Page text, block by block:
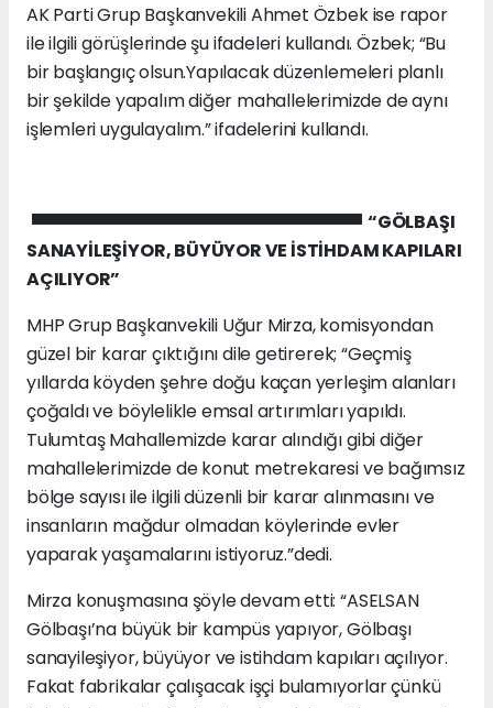
AK Parti Grup Başkanvekili Ahmet Özbek ise rapor
ile ilgili görüşlerinde şu ifadeleri kullandı. Özbek; “Bu
bir başlangıç olsun.Yapılacak düzenlemeleri planlı
bir şekilde yapalım diğer mahallelerimizde de aynı
işlemleri uygulayalım.” ifadelerini kullandı.
“GÖLBAŞI
SANAYİLEŞİYOR, BÜYÜYOR VE İSTİHDAM KAPILARI
AÇILIYOR”
MHP Grup Başkanvekili Uğur Mirza, komisyondan
güzel bir karar çıktığını dile getirerek; “Geçmiş
yıllarda köyden şehre doğu kaçan yerleşim alanları
çoğaldı ve böylelikle emsal artırımları yapıldı.
Tulumtaş Mahallemizde karar alındığı gibi diğer
mahallelerimizde de konut metrekaresi ve bağımsız
bölge sayısı ile ilgili düzenli bir karar alınmasını ve
insanların mağdur olmadan köylerinde evler
yaparak yaşamalarını istiyoruz.”dedi.
Mirza konuşmasına şöyle devam etti: “ASELSAN
Gölbaşı’na büyük bir kampüs yapıyor, Gölbaşı
sanayileşiyor, büyüyor ve istihdam kapıları açılıyor.
Fakat fabrikalar çalışacak işçi bulamıyorlar çünkü